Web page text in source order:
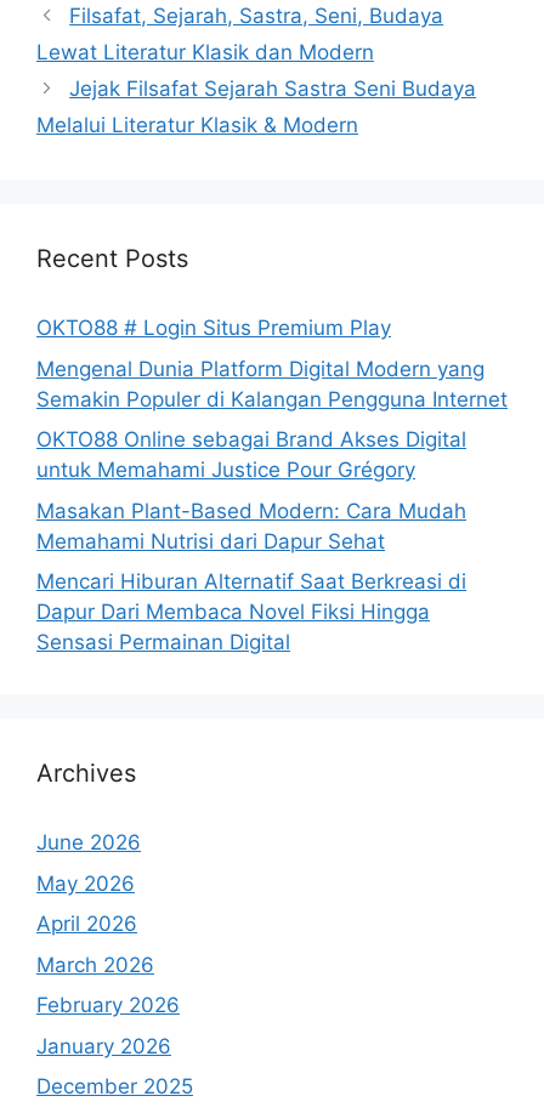
Filsafat, Sejarah, Sastra, Seni, Budaya
Lewat Literatur Klasik dan Modern
Jejak Filsafat Sejarah Sastra Seni Budaya
Melalui Literatur Klasik & Modern
Recent Posts
OKTO88 # Login Situs Premium Play
Mengenal Dunia Platform Digital Modern yang
Semakin Populer di Kalangan Pengguna Internet
OKTO88 Online sebagai Brand Akses Digital
untuk Memahami Justice Pour Grégory
Masakan Plant-Based Modern: Cara Mudah
Memahami Nutrisi dari Dapur Sehat
Mencari Hiburan Alternatif Saat Berkreasi di
Dapur Dari Membaca Novel Fiksi Hingga
Sensasi Permainan Digital
Archives
June 2026
May 2026
April 2026
March 2026
February 2026
January 2026
December 2025